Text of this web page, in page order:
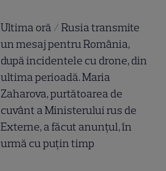
Ultima oră / Rusia transmite
un mesaj pentru România,
după incidentele cu drone, din
ultima perioadă. Maria
Zaharova, purtătoarea de
cuvânt a Ministerului rus de
Externe, a făcut anunțul, în
urmă cu puțin timp